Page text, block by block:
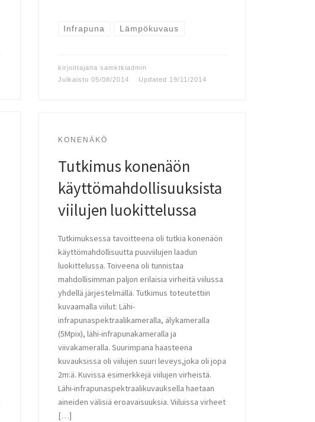
Infrapuna Lämpökuvaus
kirjoittajalta samktkiadmin
Julkaistu 05/08/2014 Updated 19/11/2014
KONENÄKÖ
Tutkimus konenäön
käyttömahdollisuuksista
viilujen luokittelussa
Tutkimuksessa tavoitteena oli tutkia konenäön
käyttömahdollisuutta puuviilujen laadun
luokittelussa. Toiveena oli tunnistaa
mahdollisimman paljon erilaisia virheitä viilussa
yhdellä järjestelmällä. Tutkimus toteutettiin
kuvaamalla viilut: Lähi-
infrapunaspektraalikameralla, älykameralla
(5Mpix), lähi-infrapunakameralla ja
viivakameralla. Suurimpana haasteena
kuvauksissa oli viilujen suuri leveys,joka oli jopa
2m:ä. Kuvissa esimerkkejä viilujen virheistä.
Lähi-infrapunaspektraalikuvauksella haetaan
aineiden välisiä eroavaisuuksia. Viiluissa virheet
[…]